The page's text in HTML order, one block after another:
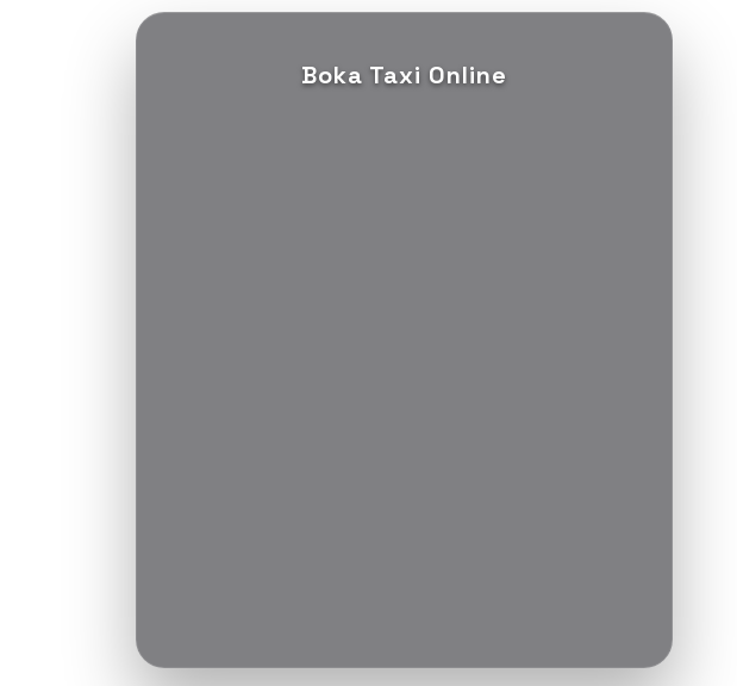
Boka Taxi Online